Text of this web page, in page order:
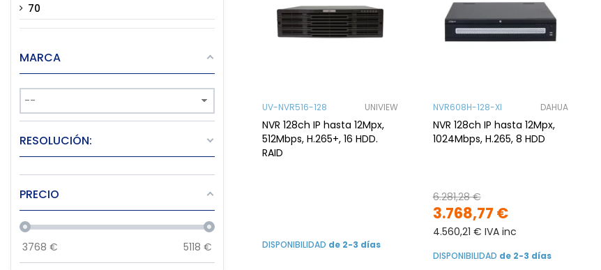
UV-NVR516-128 UNIVIEW
NVR 128ch IP hasta 12Mpx,
512Mbps, H.265+, 16 HDD.
RAID
DISPONIBILIDAD de 2-3 días
NVR608H-128-XI DAHUA
NVR 128ch IP hasta 12Mpx,
1024Mbps, H.265, 8 HDD
3.768,77 €
6.281,28 €
4.560,21 € IVA inc
DISPONIBILIDAD de 2-3 días
70
MARCA
RESOLUCIÓN:
PRECIO
3768 € 5118 €